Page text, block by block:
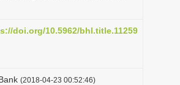
doi.org/10.5962/bhl.title.11259
(2018-04-23 00:52:46)